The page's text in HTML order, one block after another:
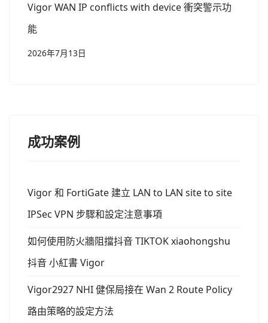
Vigor WAN IP conflicts with device 衝突警示功
能
2026年7月13日
成功案例
Vigor 和 FortiGate 建立 LAN to LAN site to site
IPSec VPN 步驟和設定注意事項
如何使用防火牆阻擋抖音 TIKTOK xiaohongshu
抖音 小紅書 Vigor
Vigor2927 NHI 健保局接在 Wan 2 Route Policy
路由策略的設定方法